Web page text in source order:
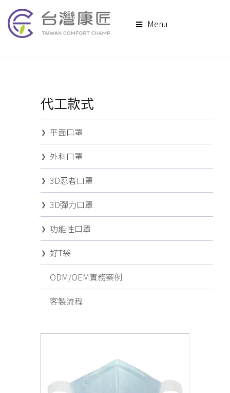
Menu
代工款式
平面口罩
外科口罩
3D忍者口罩
3D彈力口罩
功能性口罩
好T袋
ODM/OEM實務案例
客製流程